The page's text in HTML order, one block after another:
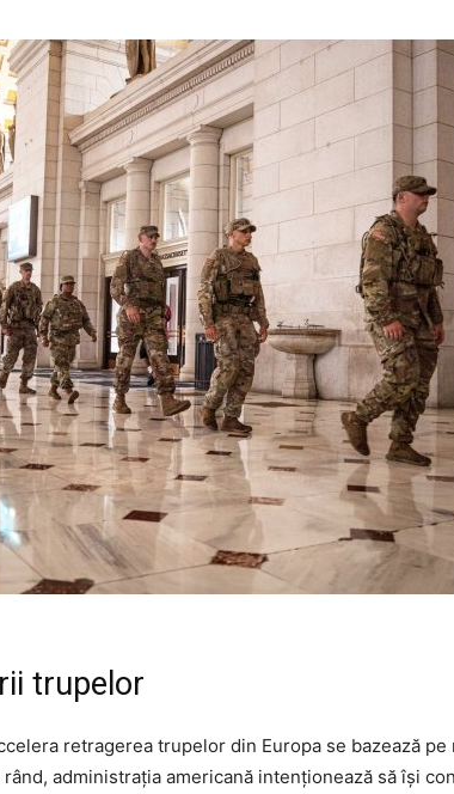
trupelor
retragerea trupelor din Europa se bazează
administrația americană intenționează să își